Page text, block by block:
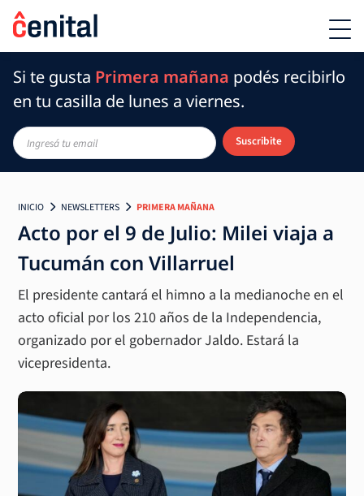
Si te gusta Primera mañana podés recibirlo
en tu casilla de lunes a viernes.
Suscribite
INICIO NEWSLETTERS PRIMERA MAÑANA
Acto por el 9 de Julio: Milei viaja a
Tucumán con Villarruel
El presidente cantará el himno a la medianoche en el
acto oficial por los 210 años de la Independencia,
organizado por el gobernador Jaldo. Estará la
vicepresidenta.